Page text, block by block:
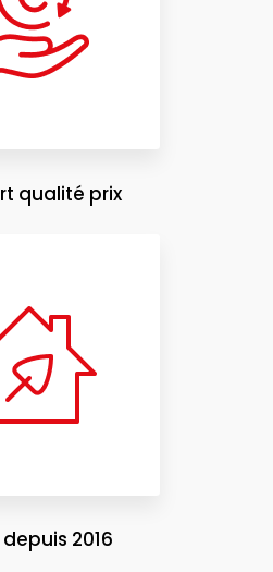
qualité prix
depuis 2016